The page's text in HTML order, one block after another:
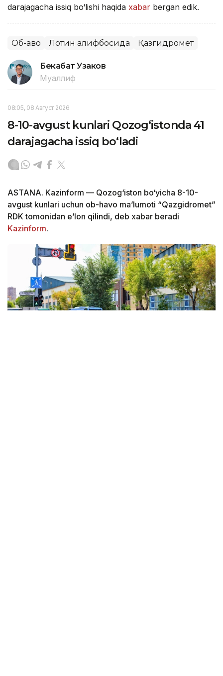
darajagacha issiq bo‘lishi haqida xabar bergan edik.
Об-ҳаво Лотин алифбосида Қазгидромет
Бекабат Узаков
Муаллиф
08:05, 08 Август 2026
8-10-avgust kunlari Qozog‘istonda 41
darajagacha issiq bo‘ladi
ASTANA. Kazinform — Qozog‘iston bo‘yicha 8-10-
avgust kunlari uchun ob-havo ma’lumoti “Qazgidromet”
RDK tomonidan e’lon qilindi, deb xabar beradi
Kazinform.